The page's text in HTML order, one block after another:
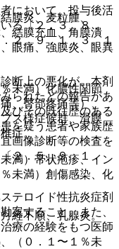
において、投与後活
る〔２．３、８．
２、９．１．３、１
断上の悪化が、本剤
られたとの報告があ
びその既往歴のある
を疑う患者や家族歴
画像診断等の検査を
２．５、９．１．
テロイド性抗炎症剤
案すること。また、
療の経験をもつ医師
膜炎、麦粒腫、
結膜充血、角膜潰
眼痛、強膜炎、眼異
未満）化膿性関節
、臀部疼痛等）、
ス様症候群、滑膜
症。
満）帯状疱疹、イン
未満）創傷感染、化
経不順、乳腺炎。
（０．１〜１％未